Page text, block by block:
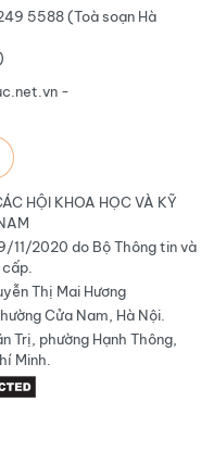
5588 (Toà soạn Hà
-
HỘI KHOA HỌC VÀ KỸ
11/2020 do Bộ Thông tin và
Thị Mai Hương
Cửa Nam, Hà Nội.
Trị, phường Hạnh Thông,
Minh.